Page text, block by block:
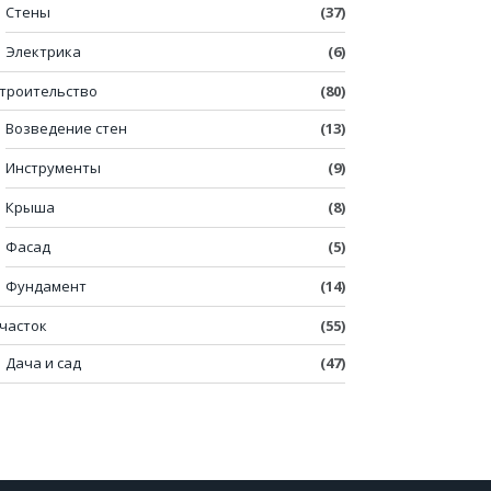
Стены
(37)
Электрика
(6)
(80)
Возведение стен
(13)
Инструменты
(9)
Крыша
(8)
Фасад
(5)
Фундамент
(14)
(55)
Дача и сад
(47)